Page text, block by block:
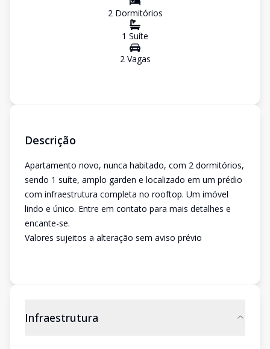
2Dormitórios
1 Suíte
2Vagas
Descrição
Apartamento novo, nunca habitado, com 2 dormitórios,
sendo 1 suíte, amplo garden e localizado em um prédio
com infraestrutura completa no rooftop. Um imóvel
lindo e único. Entre em contato para mais detalhes e
encante-se.
Valores sujeitos a alteração sem aviso prévio
Infraestrutura